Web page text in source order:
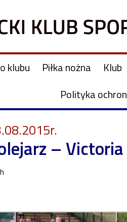
klubu Piłka nożna Klub
Polityka
–